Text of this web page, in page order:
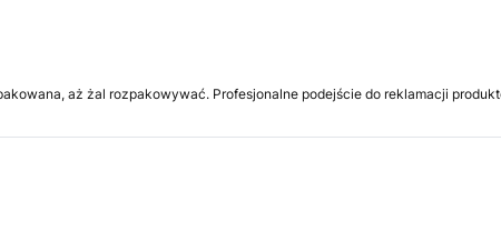
aż żal rozpakowywać. Profesjonalne podejście do reklamacji